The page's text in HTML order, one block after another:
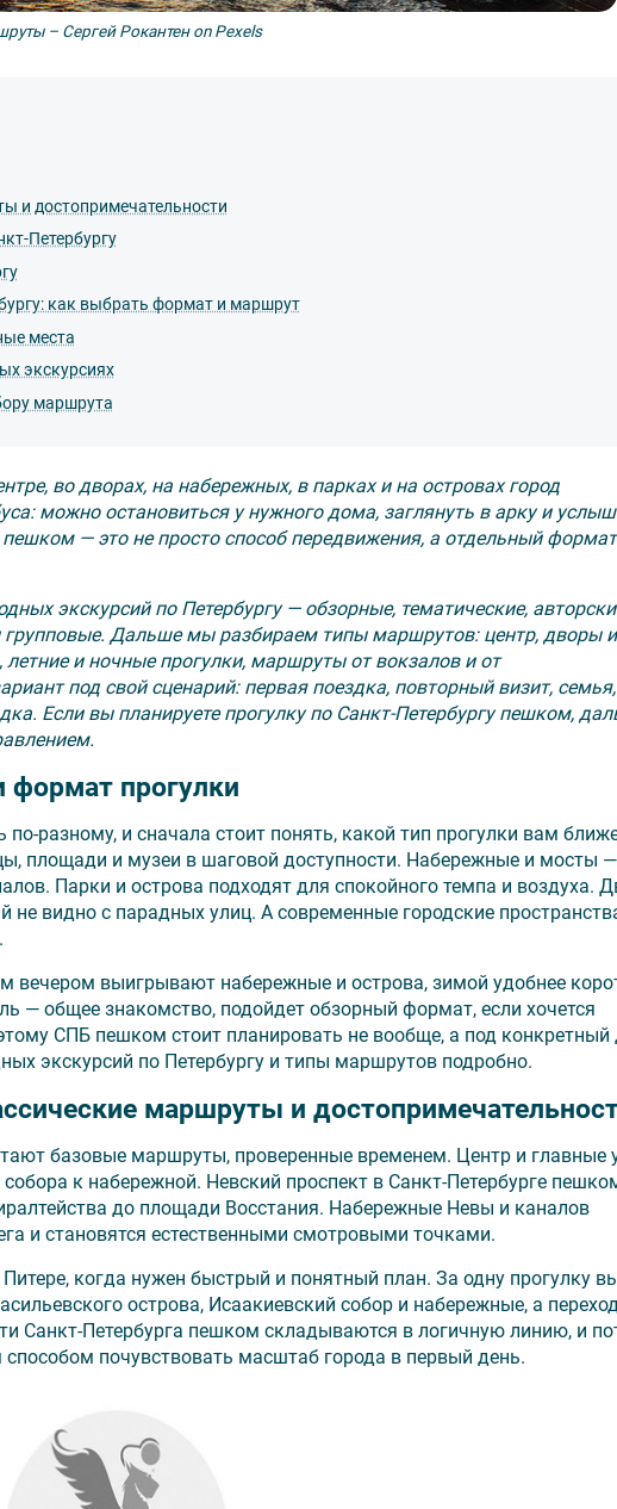
– Сергей Рокантен on Pexels
и достопримечательности
Петербургу
как выбрать формат и маршрут
места
экскурсиях
маршрута
во дворах, на набережных, в парках и на островах город
можно остановиться у нужного дома, заглянуть в арку и
— это не просто способ передвижения, а отдельный формат
экскурсий по Петербургу — обзорные, тематические,
Дальше мы разбираем типы маршрутов: центр, дворы и
и ночные прогулки, маршруты от вокзалов и от
под свой сценарий: первая поездка, повторный визит, семья,
Если вы планируете прогулку по Санкт-Петербургу пешком,
прогулки
разному, и сначала стоит понять, какой тип прогулки вам
площади и музеи в шаговой доступности. Набережные и мосты
Парки и острова подходят для спокойного темпа и воздуха.
видно с парадных улиц. А современные городские
вечером выигрывают набережные и острова, зимой удобнее
— общее знакомство, подойдет обзорный формат, если хочется
СПБ пешком стоит планировать не вообще, а под конкретный
экскурсий по Петербургу и типы маршрутов подробно.
маршруты и
базовые маршруты, проверенные временем. Центр и главные
к набережной. Невский проспект в Санкт-Петербурге
до площади Восстания. Набережные Невы и каналов
и становятся естественными смотровыми точками.
когда нужен быстрый и понятный план. За одну прогулку
острова, Исаакиевский собор и набережные, а
Санкт-Петербурга пешком складываются в логичную линию, и
почувствовать масштаб города в первый день.